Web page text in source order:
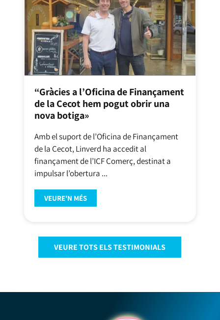
“Gràcies a l’Oficina de Finançament
de la Cecot hem pogut obrir una
nova botiga»
Amb el suport de l’Oficina de Finançament
de la Cecot, Linverd ha accedit al
finançament de l’ICF Comerç, destinat a
impulsar l’obertura ...
VEURE'N MÉS
VEURE TOTS ELS TESTIMONIALS